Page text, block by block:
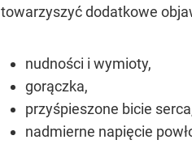
towarzyszyć dodatkowe
nudności i wymioty,
gorączka,
przyśpieszone bicie
nadmierne napięcie